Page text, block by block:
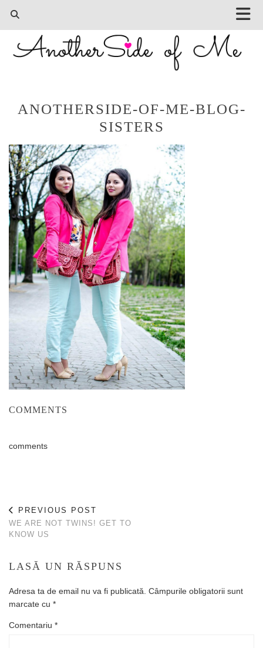
ANOTHERSIDE-OF-ME-BLOG-
SISTERS
COMMENTS
comments
PREVIOUS POST
WE ARE NOT TWINS! GET TO
KNOW US
LASĂ UN RĂSPUNS
Adresa ta de email nu va fi publicată. Câmpurile obligatorii sunt
marcate cu *
Comentariu *